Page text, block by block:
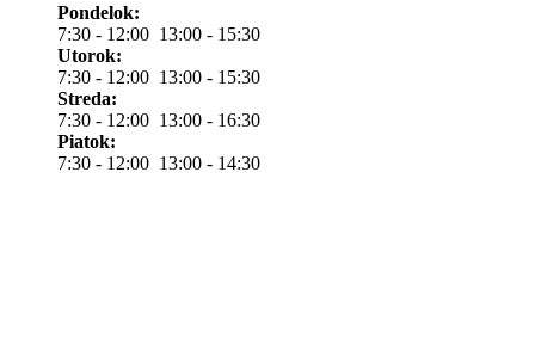
Pondelok:
7:30 - 12:00 13:00 - 15:30
Utorok:
7:30 - 12:00 13:00 - 15:30
Streda:
7:30 - 12:00 13:00 - 16:30
Piatok:
7:30 - 12:00 13:00 - 14:30